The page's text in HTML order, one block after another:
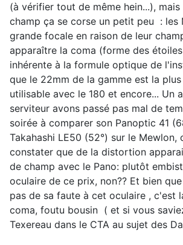
(à vérifier tout de même hein...),
champ ça se corse un petit peu : les
grande focale en raison de leur
apparaître la coma (forme des
inhérente à la formule optique de
que le 22mm de la gamme est la
utilisable avec le 180 et encore... Un
serviteur avons passé pas mal de
soirée à comparer son Panoptic 41
Takahashi LE50 (52°) sur le Mewlon,
constater que de la distortion
de champ avec le Pano: plutôt
oculaire de ce prix, non?? Et bien
pas de sa faute à cet oculaire , c'est
coma, foutu bousin ( et si vous
Texereau dans le CTA au sujet des